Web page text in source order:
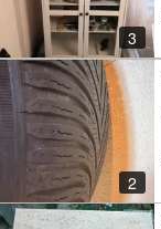
3
2